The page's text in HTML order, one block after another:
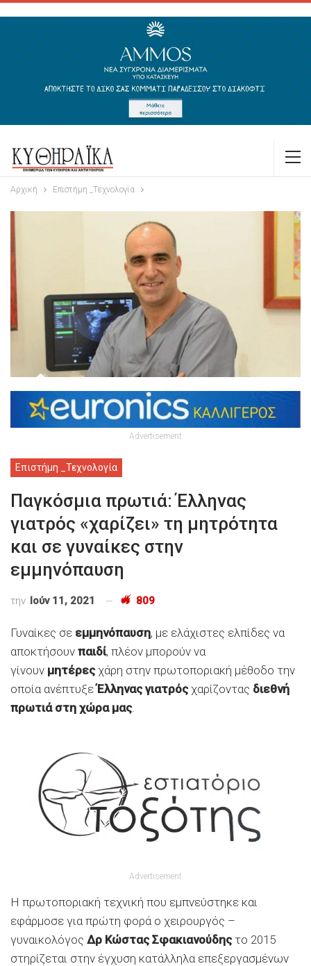
Αρχική Επιστήμη _Τεχνολογία
Advertisement
Επιστήμη _Τεχνολογία
Παγκόσμια πρωτιά: Έλληνας
γιατρός «χαρίζει» τη μητρότητα
και σε γυναίκες στην
εμμηνόπαυση
την Ιούν 11, 2021 809
Γυναίκες σε εμμηνόπαυση, με ελάχιστες ελπίδες να
αποκτήσουν παιδί, πλέον μπορούν να
γίνουν μητέρεςχάρη στην πρωτοποριακή μέθοδο την
οποία ανέπτυξεΈλληνας γιατρόςχαρίζοντας διεθνή
πρωτιά στη χώρα μας.
Advertisement
Η πρωτοποριακή τεχνική που εμπνεύστηκε και
εφάρμοσε για πρώτη φορά ο χειρουργός –
γυναικολόγος Δρ Κώστας Σφακιανούδης το 2015
στηρίζεται στην έγχυση κατάλληλα επεξεργασμένων